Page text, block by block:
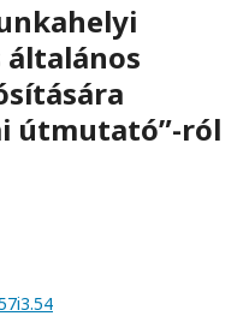
általános
útmutató”-ról